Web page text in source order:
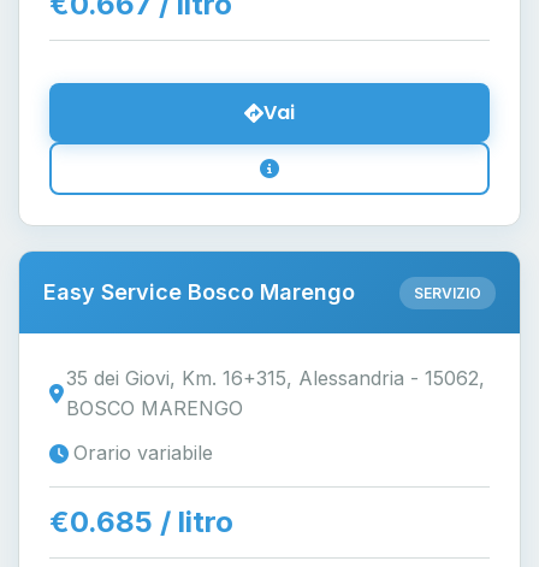
Vai
Easy Service Bosco Marengo SERVIZIO
35 dei Giovi, Km. 16+315, Alessandria - 15062,
BOSCO MARENGO
Orario variabile
€0.685 / litro